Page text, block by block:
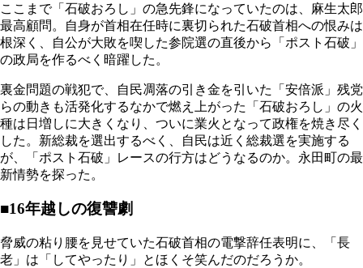
ここまで「石破おろし」の急先鋒になっていたのは、麻生太郎
最高顧問。自身が首相在任時に裏切られた石破首相への恨みは
根深く、自公が大敗を喫した参院選の直後から「ポスト石破」
の政局を作るべく暗躍した。
裏金問題の戦犯で、自民凋落の引き金を引いた「安倍派」残党
らの動きも活発化するなかで燃え上がった「石破おろし」の火
種は日増しに大きくなり、ついに業火となって政権を焼き尽く
した。新総裁を選出するべく、自民は近く総裁選を実施する
が、「ポスト石破」レースの行方はどうなるのか。永田町の最
新情勢を探った。
■16年越しの復讐劇
脅威の粘り腰を見せていた石破首相の電撃辞任表明に、「長
老」は「してやったり」とほくそ笑んだのだろうか。